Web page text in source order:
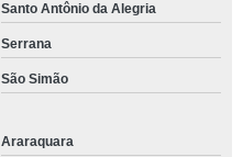
Santo Antônio da Alegria
Serrana
São Simão
Araraquara